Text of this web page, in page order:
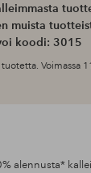
muista
koodi: 3015
Voimassa
alennusta*